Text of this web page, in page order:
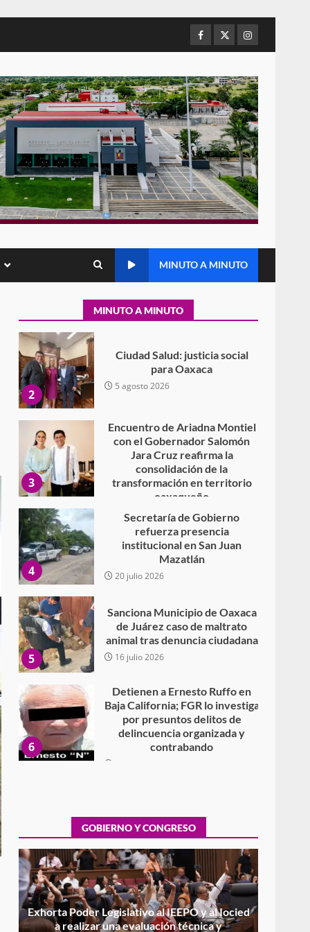
Facebook
TwitterInstagram
MINUTO A MINUTO
MINUTO A MINUTO
animal tras denuncia ciudadana
6
Baja California; FGR lo investiga
por presuntos delitos de
delincuencia organizada y
contrabando
16 julio 2026
7
Sin paso carretera Oaxaca-
Cuacnopalan
26 junio 2026
evaluación técnica y
estructural integral de las
instalaciones de la Escuela
Secundaria General Moisés
Sáenz Garza
2
para Oaxaca
5 agosto 2026
3
con el Gobernador Salomón
Jara Cruz reafirma la
consolidación de la
transformación en territorio
oaxaqueño
4
refuerza presencia
institucional en San Juan
Mazatlán
5
de Juárez caso de maltrato
animal tras denuncia ciudadana
6
Baja California; FGR lo investiga
por presuntos delitos de
delincuencia organizada y
contrabando
26 junio 2026
1
Exhorta Poder Legislativo al
IEEPO y al Iocied a realizar una
evaluación técnica y
estructural integral de las
instalaciones de la Escuela
Secundaria General Moisés
GOBIERNO Y CONGRESO